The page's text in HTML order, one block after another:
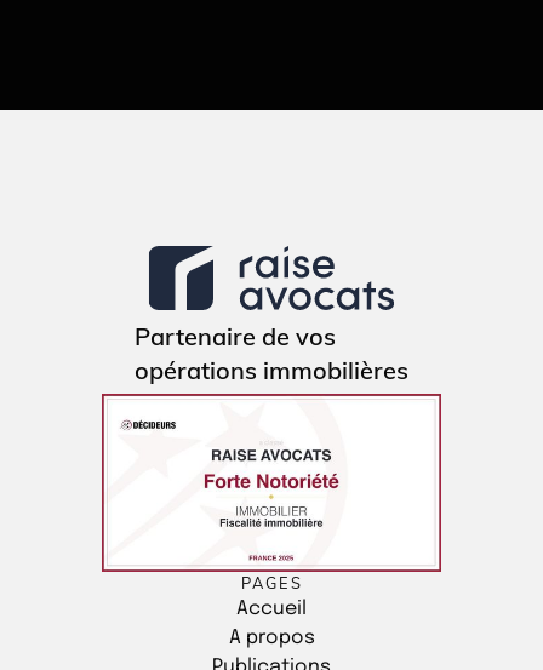
Partenaire de vos
opérations immobilières
PAGES
Accueil
A propos